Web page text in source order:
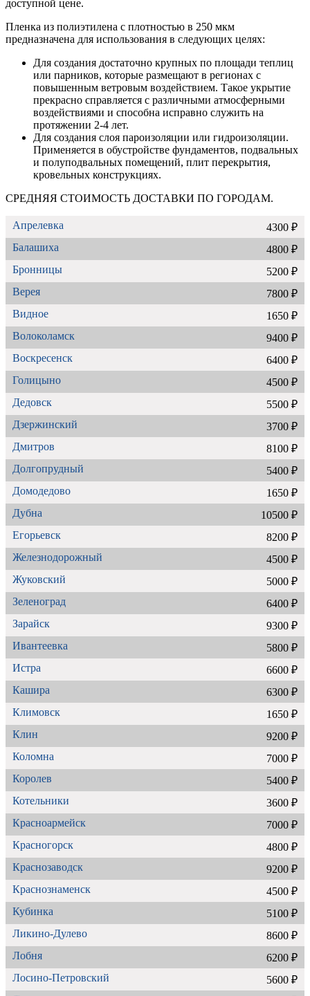
доступной цене.
Пленка из полиэтилена с плотностью в 250 мкм
предназначена для использования в следующих целях:
Для создания достаточно крупных по площади теплиц
или парников, которые размещают в регионах с
повышенным ветровым воздействием. Такое укрытие
прекрасно справляется с различными атмосферными
воздействиями и способна исправно служить на
протяжении 2-4 лет.
Для создания слоя пароизоляции или гидроизоляции.
Применяется в обустройстве фундаментов, подвальных
и полуподвальных помещений, плит перекрытия,
кровельных конструкциях.
СРЕДНЯЯ СТОИМОСТЬ ДОСТАВКИ ПО ГОРОДАМ.
Апрелевка
4300 ₽
Балашиха
4800 ₽
Бронницы
5200 ₽
Верея
7800 ₽
Видное
1650 ₽
Волоколамск
9400 ₽
Воскресенск
6400 ₽
Голицыно
4500 ₽
Дедовск
5500 ₽
Дзержинский
3700 ₽
Дмитров
8100 ₽
Долгопрудный
5400 ₽
Домодедово
1650 ₽
Дубна
10500 ₽
Егорьевск
8200 ₽
Железнодорожный
4500 ₽
Жуковский
5000 ₽
Зеленоград
6400 ₽
Зарайск
9300 ₽
Ивантеевка
5800 ₽
Истра
6600 ₽
Кашира
6300 ₽
Климовск
1650 ₽
Клин
9200 ₽
Коломна
7000 ₽
Королев
5400 ₽
Котельники
3600 ₽
Красноармейск
7000 ₽
Красногорск
4800 ₽
Краснозаводск
9200 ₽
Краснознаменск
4500 ₽
Кубинка
5100 ₽
Ликино-Дулево
8600 ₽
Лобня
6200 ₽
Лосино-Петровский
5600 ₽